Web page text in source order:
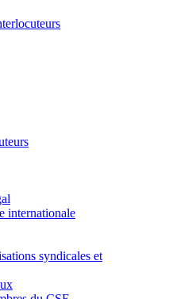
internationale
syndicales et